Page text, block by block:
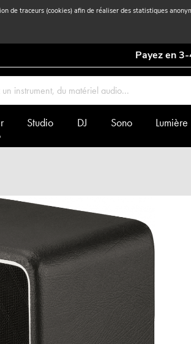
de traceurs (cookies) afin de réaliser des statistiques
Payez en
Studio DJ Sono Lumière